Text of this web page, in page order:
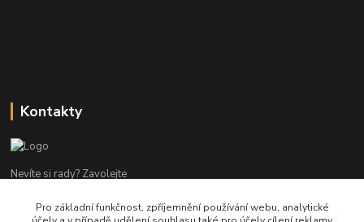
Kontakty
Nevíte si rady? Zavolejte
tel:+420 602960000
Pro základní funkčnost, zpříjemnění používání webu, analytické